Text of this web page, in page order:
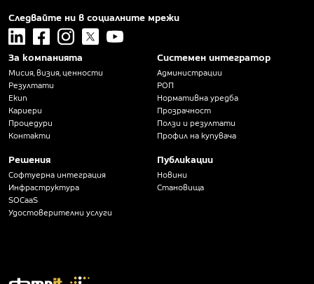
Следвайте ни в социалните мрежи
linkedin facebookinstagram
x youtube
За компанията
Мисия, визия, ценности
Резултати
Екип
Кариери
Процедури
Контакти
Решения
Софтуерна интеграция
Инфраструктура
SOCaaS
Удостоверителни услуги
Системен интегратор
Администрации
РОП
Нормативна уредба
Прозрачност
Ползи и резултати
Профил на купувача
Публикации
Новини
Становища